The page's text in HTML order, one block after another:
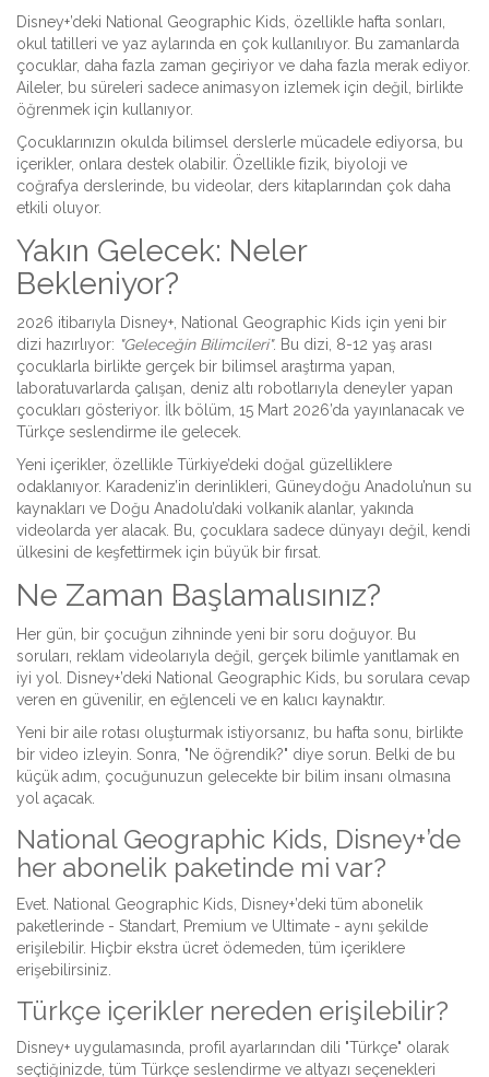
Disney+’deki National Geographic Kids, özellikle hafta sonları,
okul tatilleri ve yaz aylarında en çok kullanılıyor. Bu zamanlarda
çocuklar, daha fazla zaman geçiriyor ve daha fazla merak ediyor.
Aileler, bu süreleri sadece animasyon izlemek için değil, birlikte
öğrenmek için kullanıyor.
Çocuklarınızın okulda bilimsel derslerle mücadele ediyorsa, bu
içerikler, onlara destek olabilir. Özellikle fizik, biyoloji ve
coğrafya derslerinde, bu videolar, ders kitaplarından çok daha
etkili oluyor.
Yakın Gelecek: Neler
Bekleniyor?
2026 itibarıyla Disney+, National Geographic Kids için yeni bir
dizi hazırlıyor: "Geleceğin Bilimcileri". Bu dizi, 8-12 yaş arası
çocuklarla birlikte gerçek bir bilimsel araştırma yapan,
laboratuvarlarda çalışan, deniz altı robotlarıyla deneyler yapan
çocukları gösteriyor. İlk bölüm, 15 Mart 2026’da yayınlanacak ve
Türkçe seslendirme ile gelecek.
Yeni içerikler, özellikle Türkiye’deki doğal güzelliklere
odaklanıyor. Karadeniz’in derinlikleri, Güneydoğu Anadolu’nun su
kaynakları ve Doğu Anadolu’daki volkanik alanlar, yakında
videolarda yer alacak. Bu, çocuklara sadece dünyayı değil, kendi
ülkesini de keşfettirmek için büyük bir fırsat.
Ne Zaman Başlamalısınız?
Her gün, bir çocuğun zihninde yeni bir soru doğuyor. Bu
soruları, reklam videolarıyla değil, gerçek bilimle yanıtlamak en
iyi yol. Disney+’deki National Geographic Kids, bu sorulara cevap
veren en güvenilir, en eğlenceli ve en kalıcı kaynaktır.
Yeni bir aile rotası oluşturmak istiyorsanız, bu hafta sonu, birlikte
bir video izleyin. Sonra, "Ne öğrendik?" diye sorun. Belki de bu
küçük adım, çocuğunuzun gelecekte bir bilim insanı olmasına
yol açacak.
National Geographic Kids, Disney+’de
her abonelik paketinde mi var?
Evet. National Geographic Kids, Disney+’deki tüm abonelik
paketlerinde - Standart, Premium ve Ultimate - aynı şekilde
erişilebilir. Hiçbir ekstra ücret ödemeden, tüm içeriklere
erişebilirsiniz.
Türkçe içerikler nereden erişilebilir?
Disney+ uygulamasında, profil ayarlarından dili "Türkçe" olarak
seçtiğinizde, tüm Türkçe seslendirme ve altyazı seçenekleri